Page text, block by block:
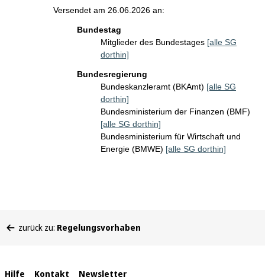
Versendet am 26.06.2026 an:
Bundestag
Mitglieder des Bundestages [alle SG
dorthin]
Bundesregierung
Bundeskanzleramt (BKAmt) [alle SG
dorthin]
Bundesministerium der Finanzen (BMF)
[alle SG dorthin]
Bundesministerium für Wirtschaft und
Energie (BMWE) [alle SG dorthin]
befinden
zurück zu: Regelungsvorhaben
Hilfe Kontakt Newsletter